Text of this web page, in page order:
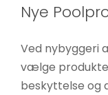
Nye
Ved nybyggeri
vælge
beskyttelse og